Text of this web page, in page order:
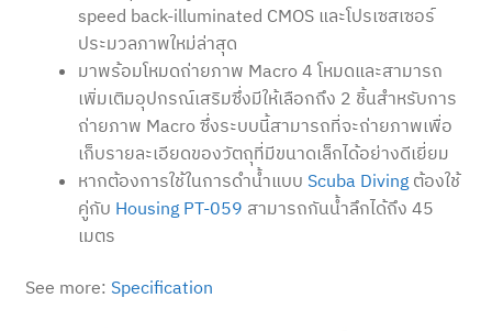
speed back-illuminated CMOS และโปรเซสเซอร์
ประมวลภาพใหม่ล่าสุด
มาพร้อมโหมดถ่ายภาพ Macro 4 โหมดและสามารถ
เพิ่มเติมอุปกรณ์เสริมซึ่งมีให้เลือกถึง 2 ชิ้นสำหรับการ
ถ่ายภาพ Macro ซึ่งระบบนี้สามารถที่จะถ่ายภาพเพื่อ
เก็บรายละเอียดของวัตถุที่มีขนาดเล็กได้อย่างดีเยี่ยม
หากต้องการใช้ในการดำน้ำแบบ Scuba Divingต้องใช้
คู่กับ Housing PT-059 สามารถกันน้ำลึกได้ถึง 45
เมตร
See more: Specification